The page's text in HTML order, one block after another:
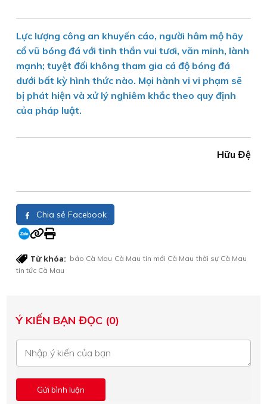
Lực lượng công an khuyến cáo, người hâm mộ hãy
cổ vũ bóng đá với tinh thần vui tươi, văn minh, lành
mạnh; tuyệt đối không tham gia cá độ bóng đá
dưới bất kỳ hình thức nào. Mọi hành vi vi phạm sẽ
bị phát hiện và xử lý nghiêm khắc theo quy định
của pháp luật.
Hữu Đệ
Chia sẻ Facebook
Từ khóa: báo Cà Mau Cà Mau tin mới Cà Mau thời sự Cà Mau
tin tức Cà Mau
Ý KIẾN BẠN ĐỌC (0)